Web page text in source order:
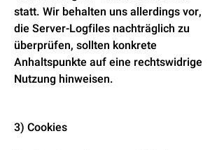
statt. Wir behalten uns allerdings vor,
die Server-Logfiles nachträglich zu
überprüfen, sollten konkrete
Anhaltspunkte auf eine rechtswidrige
Nutzung hinweisen.
3) Cookies